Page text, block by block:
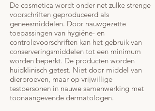
De cosmetica wordt onder net zulke strenge
voorschriften geproduceerd als
geneesmiddelen. Door nauwgezette
toepassingen van hygiëne- en
controlevoorschriften kan het gebruik van
conserveringsmiddelen tot een minimum
worden beperkt. De producten worden
huidklinisch getest. Niet door middel van
dierproeven, maar op vrijwillige
testpersonen in nauwe samenwerking met
toonaangevende dermatologen.